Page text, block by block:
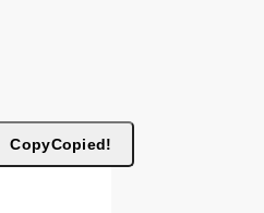
CopyCopied!